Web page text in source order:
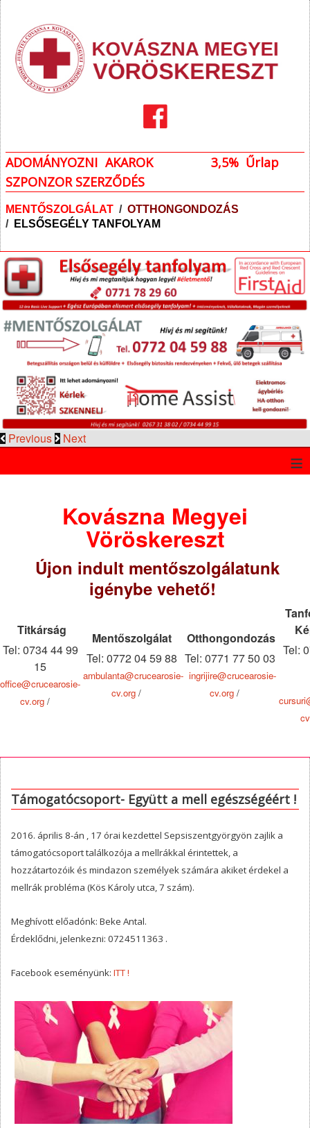
ADOMÁNYOZNI AKAROK
3,5% Űrlap
SZPONZOR SZERZŐDÉS
MENTŐSZOLGÁLAT / OTTHONGONDOZÁS
/ ELSŐSEGÉLY TANFOLYAM
Previous Next
≡
Kovászna Megyei
Vöröskereszt
Újon indult mentőszolgálatunk
igénybe vehető!
Titkárság
Tel: 0734 44 99
15
office@crucearosie-
cv.org/
Mentőszolgálat
Tel: 0772 04 59 88
ambulanta@crucearosie-
cv.org /
Otthongondozás
Tel: 0771 77 50 03
ingrijire@crucearosie-
cv.org/
Tel:
cursuri
Támogatócsoport- Együtt a mell egészségéért !
2016. április 8-án , 17 órai kezdettel Sepsiszentgyörgyön zajlik a
támogatócsoport találkozója a mellrákkal érintettek, a
hozzátartozóik és mindazon személyek számára akiket érdekel a
mellrák probléma (Kös Károly utca, 7 szám).
Meghívott előadónk: Beke Antal.
Érdeklődni, jelenkezni: 0724511363 .
Facebook eseményünk: ITT !